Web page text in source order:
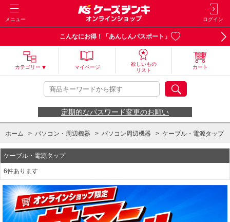
メニュー ログイン
こんなにお得！「あんしんパスポート」
カテゴリー マイページ
欲しいもの
リスト
カート
定期的なパスワード変更のお願い
ホーム > パソコン・周辺機器 > パソコン周辺機器 > ケーブル・電源タップ
ケーブル・電源タップ
6件あります